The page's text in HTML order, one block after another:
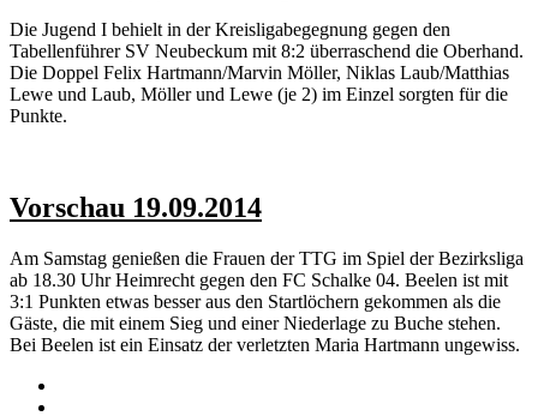
Die Jugend I behielt in der Kreisligabegegnung gegen den
Tabellenführer SV Neubeckum mit 8:2 überraschend die Oberhand.
Die Doppel Felix Hartmann/Marvin Möller, Niklas Laub/Matthias
Lewe und Laub, Möller und Lewe (je 2) im Einzel sorgten für die
Punkte.
Vorschau 19.09.2014
Am Samstag genießen die Frauen der TTG im Spiel der Bezirksliga
ab 18.30 Uhr Heimrecht gegen den FC Schalke 04. Beelen ist mit
3:1 Punkten etwas besser aus den Startlöchern gekommen als die
Gäste, die mit einem Sieg und einer Niederlage zu Buche stehen.
Bei Beelen ist ein Einsatz der verletzten Maria Hartmann ungewiss.